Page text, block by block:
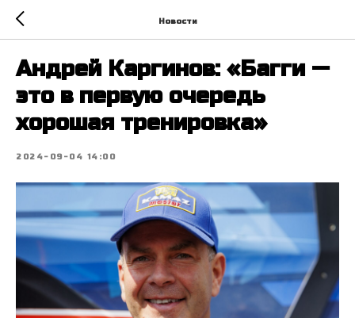
Новости
Андрей Каргинов: «Багги —
это в первую очередь
хорошая тренировка»
2024-09-04 14:00